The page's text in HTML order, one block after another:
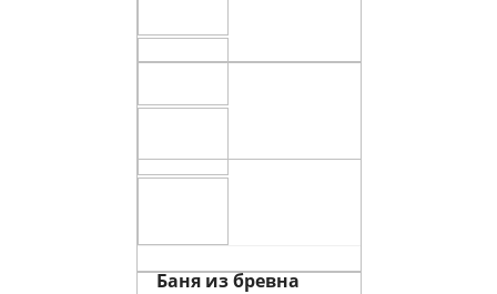
Баня из бревна